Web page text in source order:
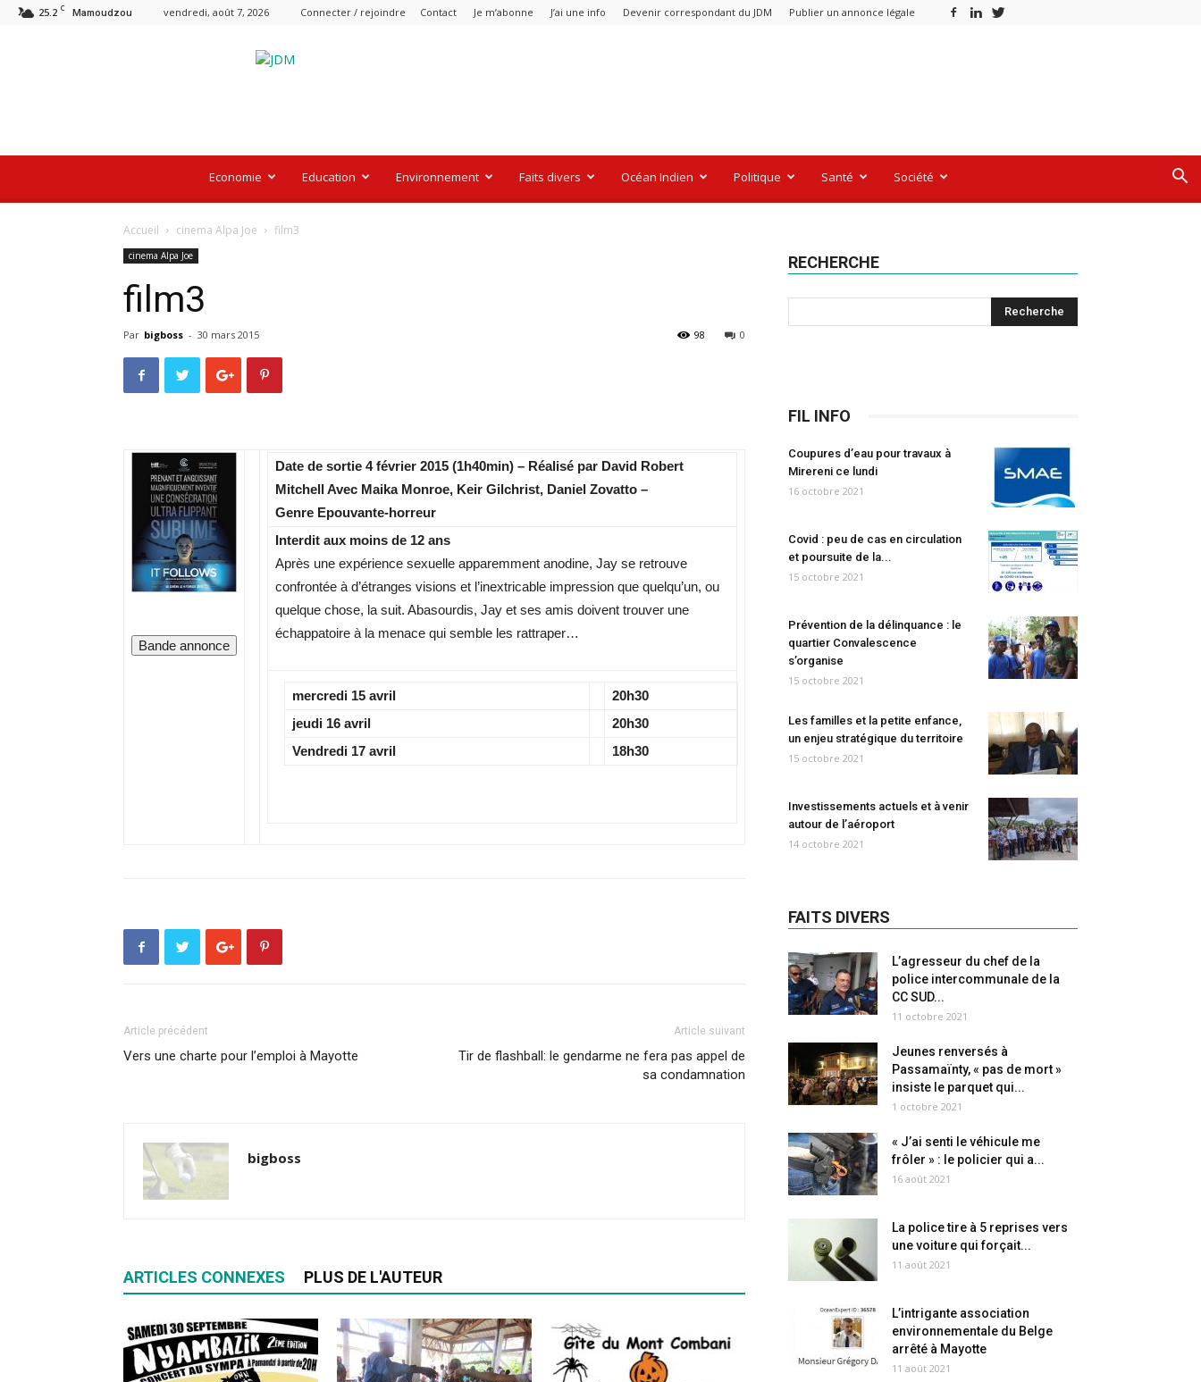
25.2 C Mamoudzou vendredi, août 7, 2026 Connecter / rejoindre Contact Je m’abonne J’ai une info Devenir correspondant du JDM Publier un annonce légale
Economie Education Environnement Faits divers Océan Indien Politique Santé Société
Accueil cinema Alpa Joe film3
cinema Alpa Joe
film3
Par bigboss - 30 mars 2015 0
98
Date de sortie 4 février 2015 (1h40min) – Réalisé par David Robert
Mitchell Avec Maika Monroe, Keir Gilchrist, Daniel Zovatto –
Genre Epouvante-horreur
Interdit aux moins de 12 ans
Après une expérience sexuelle apparemment anodine, Jay se retrouve
confrontée à d’étranges visions et l’inextricable impression que quelqu’un, ou
quelque chose, la suit. Abasourdis, Jay et ses amis doivent trouver une
échappatoire à la menace qui semble les rattraper…
mercredi 15 avril
20h30
jeudi 16 avril
20h30
Vendredi 17 avril
18h30
Article précédent
Vers une charte pour l’emploi à Mayotte
Article suivant
Tir de flashball: le gendarme ne fera pas appel de
sa condamnation
bigboss
ARTICLES CONNEXES PLUS DE L'AUTEUR
RECHERCHE
FIL INFO
Coupures d’eau pour travaux à
Mirereni ce lundi
16 octobre 2021
Covid : peu de cas en circulation
et poursuite de la...
15 octobre 2021
Prévention de la délinquance : le
quartier Convalescence
s’organise
15 octobre 2021
Les familles et la petite enfance,
un enjeu stratégique du territoire
15 octobre 2021
Investissements actuels et à venir
autour de l’aéroport
14 octobre 2021
FAITS DIVERS
L’agresseur du chef de la
police intercommunale de la
CC SUD...
11 octobre 2021
Jeunes renversés à
Passamaïnty, « pas de mort »
insiste le parquet qui...
1 octobre 2021
« J’ai senti le véhicule me
frôler » : le policier qui a...
16 août 2021
La police tire à 5 reprises vers
une voiture qui forçait...
11 août 2021
L’intrigante association
environnementale du Belge
arrêté à Mayotte
11 août 2021